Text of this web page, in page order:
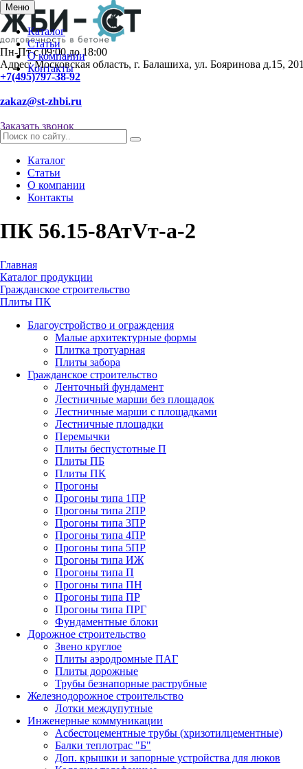
Меню
Каталог
Статьи
О компании
Контакты
Пн-Пт с 09:00 до 18:00
Адрес: Московская область, г. Балашиха, ул. Бояринова д.15, 201
+7(495)797-38-92
zakaz@st-zhbi.ru
Заказать звонок
Каталог
Статьи
О компании
Контакты
ПК 56.15-8АтVт-а-2
Главная
Каталог продукции
Гражданское строительство
Плиты ПК
Благоустройство и ограждения
Малые архитектурные формы
Плитка тротуарная
Плиты забора
Гражданское строительство
Ленточный фундамент
Лестничные марши без площадок
Лестничные марши с площадками
Лестничные площадки
Перемычки
Плиты беспустотные П
Плиты ПБ
Плиты ПК
Прогоны
Прогоны типа 1ПР
Прогоны типа 2ПР
Прогоны типа 3ПР
Прогоны типа 4ПР
Прогоны типа 5ПР
Прогоны типа ИЖ
Прогоны типа П
Прогоны типа ПН
Прогоны типа ПР
Прогоны типа ПРГ
Фундаментные блоки
Дорожное строительство
Звено круглое
Плиты аэродромные ПАГ
Плиты дорожные
Трубы безнапорные раструбные
Железнодорожное строительство
Лотки междупутные
Инженерные коммуникации
Асбестоцементные трубы (хризотилцементные)
Балки теплотрас "Б"
Доп. крышки и запорные устройства для люков